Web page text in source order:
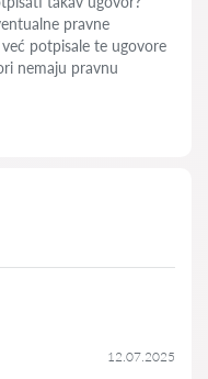
pravne
potpisale te ugovore
nemaju pravnu
12.07.2025